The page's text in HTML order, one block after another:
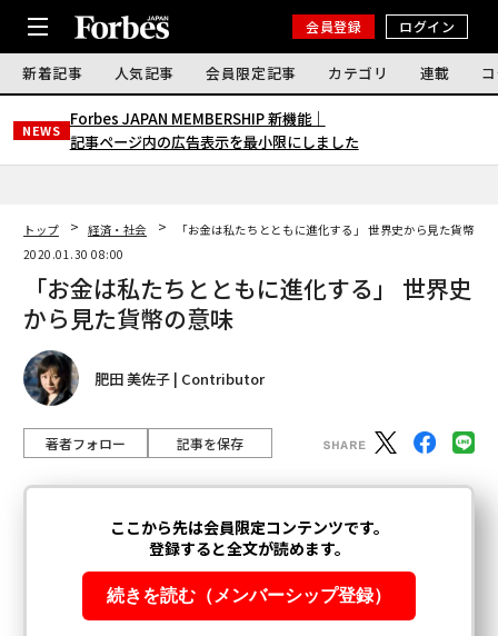
会員登録 ログイン
新着記事 人気記事 会員限定記事 カテゴリ 連載
NEWS
Forbes JAPAN MEMBERSHIP 新機能｜
記事ページ内の広告表示を最小限にしました
トップ 経済・社会
「お金は私たちとともに進化する」 世界史から見た貨幣の
2020.01.30 08:00
「お金は私たちとともに進化する」 世界史
から見た貨幣の意味
肥田 美佐子 | Contributor
著者フォロー 記事を保存